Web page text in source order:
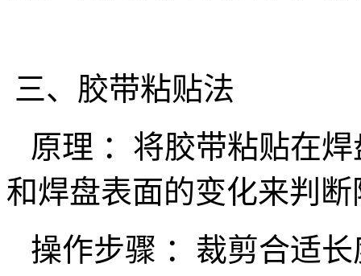
三、胶带粘贴法
原理 ：将胶带粘贴在
和焊盘表面的变化来判
操作步骤 ：裁剪合适